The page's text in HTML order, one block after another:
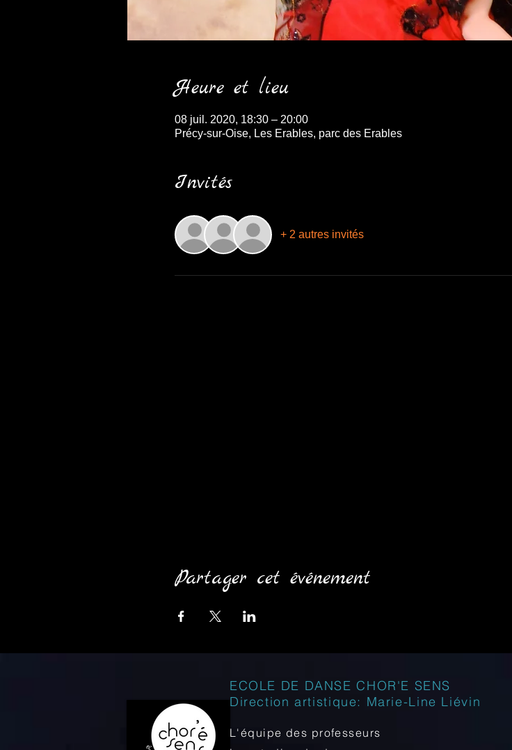
Heure et lieu
08 juil. 2020, 18:30 – 20:00
Précy-sur-Oise, Les Erables, parc des Erables
Invités
+ 2 autres invités
Partager cet événement
ECOLE DE DANSE CHOR'E SENS
Direction artistique: Marie-Line Liévin
L'équipe des professeurs